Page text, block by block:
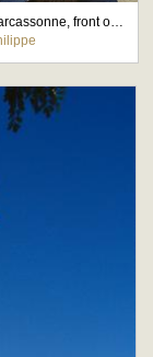
Cité de Carcassonne, front ouest